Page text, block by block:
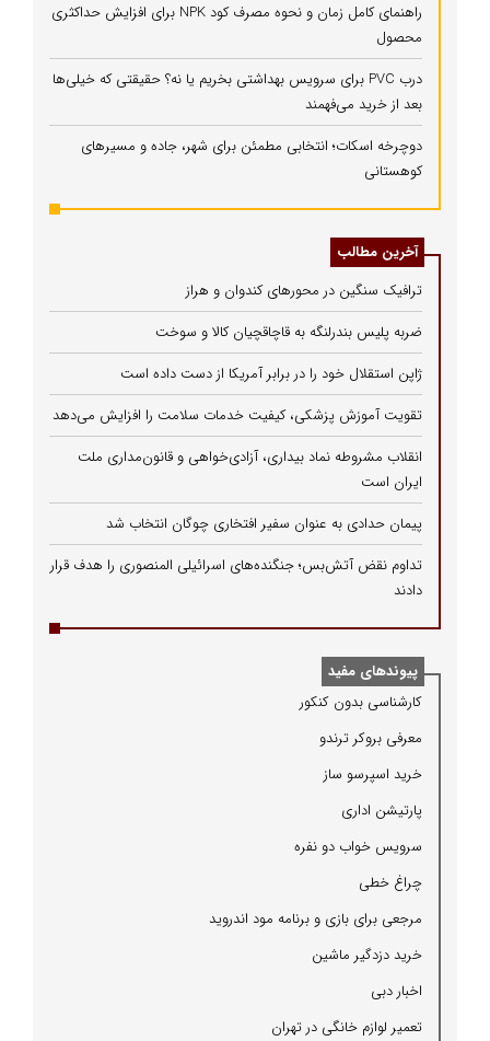
راهنمای کامل زمان و نحوه مصرف کود NPK برای افزایش حداکثری
محصول
درب PVC برای سرویس بهداشتی بخریم یا نه؟ حقیقتی که خیلی‌ها
بعد از خرید می‌فهمند
دوچرخه اسکات؛ انتخابی مطمئن برای شهر، جاده و مسیرهای
کوهستانی
آخرین مطالب
ترافیک سنگین در محورهای کندوان و هراز
ضربه پلیس بندرلنگه به قاچاقچیان کالا و سوخت
ژاپن استقلال خود را در برابر آمریکا از دست داده است
تقویت آموزش پزشکی، کیفیت خدمات سلامت را افزایش می‌دهد
انقلاب مشروطه نماد بیداری، آزادی‌خواهی و قانون‌مداری ملت
ایران است
پیمان حدادی به عنوان سفیر افتخاری چوگان انتخاب شد
تداوم نقض آتش‌بس؛ جنگنده‌های اسرائیلی المنصوری را هدف قرار
دادند
پیوندهای مفید
كارشناسی بدون كنكور
معرفی بروكر ترندو
خرید اسپرسو ساز
پارتیشن اداری
سرویس خواب دو نفره
چراغ خطی
مرجعی برای بازی و برنامه مود اندروید
خرید دزدگیر ماشین
اخبار دبی
تعمیر لوازم خانگی در تهران